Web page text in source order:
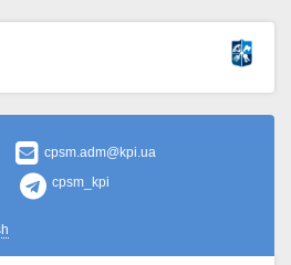
cpsm.adm@kpi.ua
cpsm_kpi